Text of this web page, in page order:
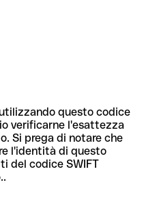
questo codice
verificarne l'esattezza
Si prega di notare che
l'identità di questo
del codice SWIFT